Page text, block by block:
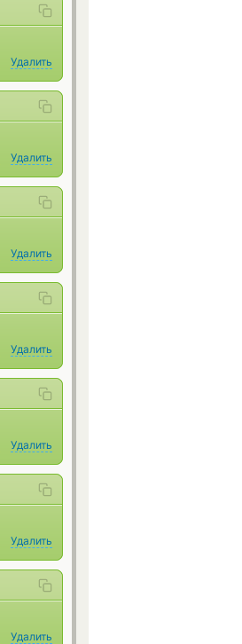
Удалить
Удалить
Удалить
Удалить
Удалить
Удалить
Удалить